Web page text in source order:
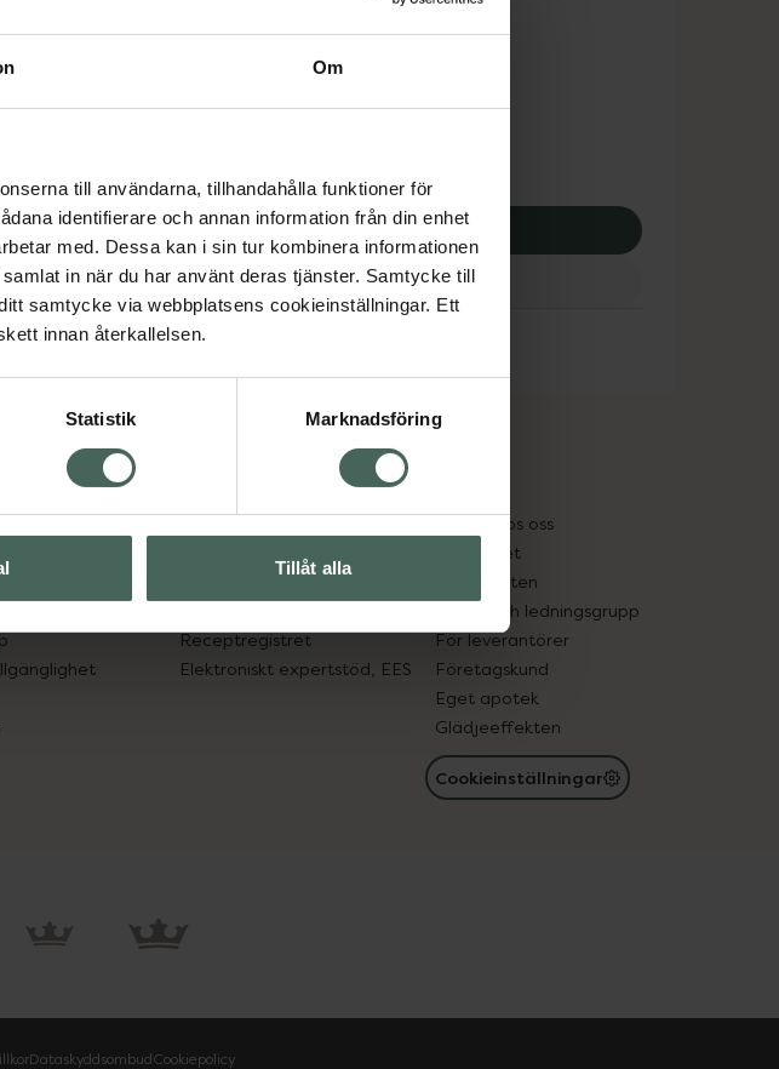
Om
till användarna, tillhandahålla funktioner för
identifierare och annan information från din enhet
med. Dessa kan i sin tur kombinera informationen
in när du har använt deras tjänster. Samtycke till
samtycke via webbplatsens cookieinställningar. Ett
innan återkallelsen.
Statistik Marknadsföring
Tillåt alla
5593,50 kr
Köp via ditt recept
Aktuella erbjudanden
Om recept och läkemedel
Lämna in gammal medicin
Receptregistret
Elektroniskt expertstöd, EES
Jobba hos oss
Hållbarhet
Samarbeten
Ägare och ledningsgrupp
För leverantörer
Företagskund
Eget apotek
Glädjeeffekten
Cookieinställningar
DataskyddsombudCookiepolicy